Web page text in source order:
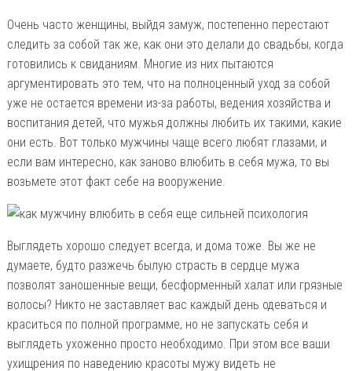
Очень часто женщины, выйдя замуж, постепенно перестают
следить за собой так же, как они это делали до свадьбы, когда
готовились к свиданиям. Многие из них пытаются
аргументировать это тем, что на полноценный уход за собой
уже не остается времени из-за работы, ведения хозяйства и
воспитания детей, что мужья должны любить их такими, какие
они есть. Вот только мужчины чаще всего любят глазами, и
если вам интересно, как заново влюбить в себя мужа, то вы
возьмете этот факт себе на вооружение.
Выглядеть хорошо следует всегда, и дома тоже. Вы же не
думаете, будто разжечь былую страсть в сердце мужа
позволят заношенные вещи, бесформенный халат или грязные
волосы? Никто не заставляет вас каждый день одеваться и
краситься по полной программе, но не запускать себя и
выглядеть ухоженно просто необходимо. При этом все ваши
ухищрения по наведению красоты мужу видеть не